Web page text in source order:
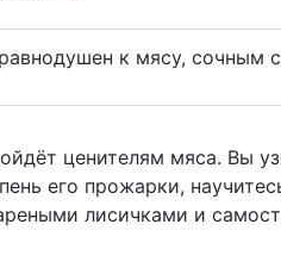
к мясу, сочным
ценителям мяса. Вы
его прожарки,
лисичками и